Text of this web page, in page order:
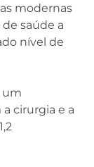
modernas
saúde a
nível de
um
cirurgia e a